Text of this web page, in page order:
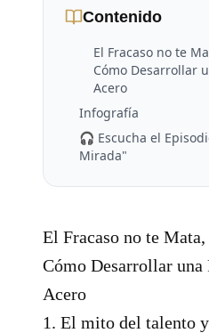
Contenido
El Fracaso no te
Cómo Desarrollar
Acero
Infografía
🎧 Escucha el
Mirada"
El Fracaso no te
Cómo Desarrollar una
Acero
1. El mito del talento